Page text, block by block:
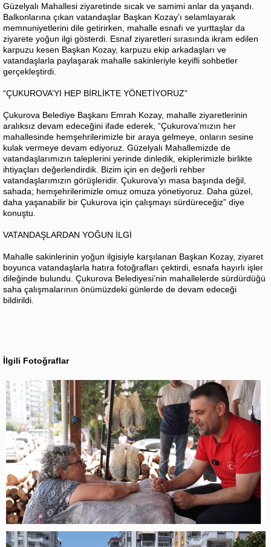
Güzelyalı Mahallesi ziyaretinde sıcak ve samimi anlar da yaşandı.
Balkonlarına çıkan vatandaşlar Başkan Kozay’ı selamlayarak
memnuniyetlerini dile getirirken, mahalle esnafı ve yurttaşlar da
ziyarete yoğun ilgi gösterdi. Esnaf ziyaretleri sırasında ikram edilen
karpuzu kesen Başkan Kozay, karpuzu ekip arkadaşları ve
vatandaşlarla paylaşarak mahalle sakinleriyle keyifli sohbetler
gerçekleştirdi.
“ÇUKUROVA’YI HEP BİRLİKTE YÖNETİYORUZ”
Çukurova Belediye Başkanı Emrah Kozay, mahalle ziyaretlerinin
aralıksız devam edeceğini ifade ederek, “Çukurova’mızın her
mahallesinde hemşehrilerimizle bir araya gelmeye, onların sesine
kulak vermeye devam ediyoruz. Güzelyalı Mahallemizde de
vatandaşlarımızın taleplerini yerinde dinledik, ekiplerimizle birlikte
ihtiyaçları değerlendirdik. Bizim için en değerli rehber
vatandaşlarımızın görüşleridir. Çukurova’yı masa başında değil,
sahada; hemşehrilerimizle omuz omuza yönetiyoruz. Daha güzel,
daha yaşanabilir bir Çukurova için çalışmayı sürdüreceğiz” diye
konuştu.
VATANDAŞLARDAN YOĞUN İLGİ
Mahalle sakinlerinin yoğun ilgisiyle karşılanan Başkan Kozay, ziyaret
boyunca vatandaşlarla hatıra fotoğrafları çektirdi, esnafa hayırlı işler
dileğinde bulundu. Çukurova Belediyesi’nin mahallelerde sürdürdüğü
saha çalışmalarının önümüzdeki günlerde de devam edeceği
bildirildi.
İlgili Fotoğraflar